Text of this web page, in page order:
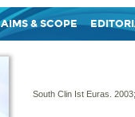
AIMS & SCOPE
South Clin Ist Euras.